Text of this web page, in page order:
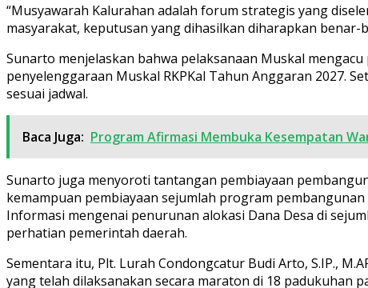
“Musyawarah Kalurahan adalah forum strategis yang
masyarakat, keputusan yang dihasilkan diharapkan
Sunarto menjelaskan bahwa pelaksanaan Muskal
penyelenggaraan Muskal RKPKal Tahun Anggaran 2027.
sesuai jadwal.
Baca Juga: Program Afirmasi Membuka Kesempatan
Sunarto juga menyoroti tantangan pembiayaan
kemampuan pembiayaan sejumlah program
Informasi mengenai penurunan alokasi Dana Desa di
perhatian pemerintah daerah.
Sementara itu, Plt. Lurah Condongcatur Budi Arto, S.IP.,
yang telah dilaksanakan secara maraton di 18 padukuhan